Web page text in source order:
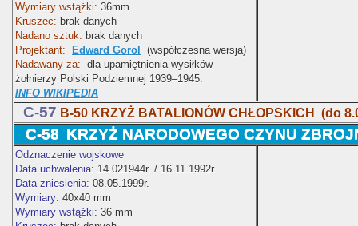
Wymiary wstążki: 36mm
Kruszec: brak danych
Nadano sztuk: brak danych
Projektant:
Edward Gorol
(współczesna wersja)
Nadawany za: dla upamiętnienia wysiłków
żołnierzy Polski Podziemnej 1939–1945.
INFO WIKIPEDIA
C-57 B-50 KRZYŻ BATALIONÓW CHŁOPSKICH (do
C-58 KRZYŻ NARODOWEGO CZYNU
Odznaczenie wojskowe
Data uchwalenia: 14.021944r. / 16.11.1992r.
Data zniesienia: 08.05.1999r.
Wymiary: 40x40 mm
Wymiary wstążki: 36 mm